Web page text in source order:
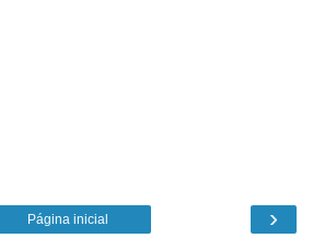
›
Página inicial